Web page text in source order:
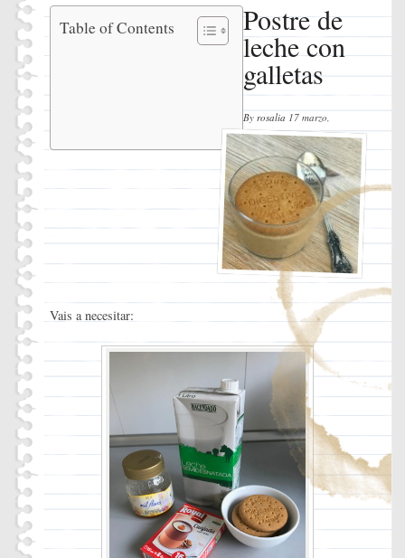
Table of Contents
Postre
de
leche
con
Ingredientes
Instrucciones
Postre de
leche con
galletas
By rosalia 17 marzo,
2019
Vais a necesitar: